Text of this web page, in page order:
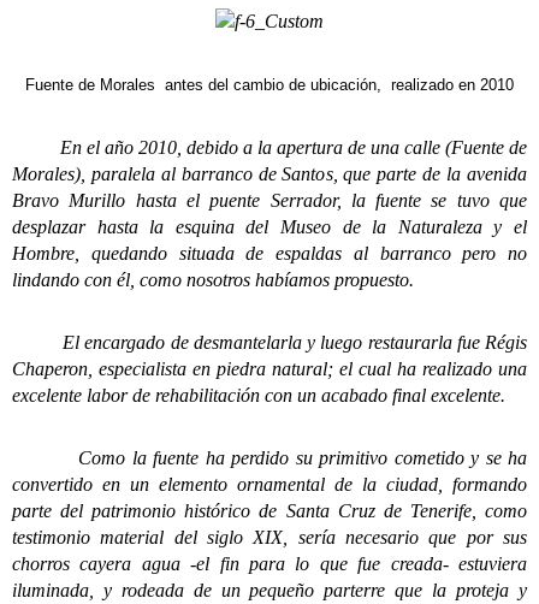
Fuente de Morales antes del cambio de ubicación, realizado en 2010
En el año 2010, debido a la apertura de una calle (Fuente de
Morales), paralela al barranco de Santos, que parte de la avenida
Bravo Murillo hasta el puente Serrador, la fuente se tuvo que
desplazar hasta la esquina del Museo de la Naturaleza y el
Hombre, quedando situada de espaldas al barranco pero no
lindando con él, como nosotros habíamos propuesto.
El encargado de desmantelarla y luego restaurarla fue Régis
Chaperon, especialista en piedra natural; el cual ha realizado una
excelente labor de rehabilitación con un acabado final excelente.
Como la fuente ha perdido su primitivo cometido y se ha
convertido en un elemento ornamental de la ciudad, formando
parte del patrimonio histórico de Santa Cruz de Tenerife, como
testimonio material del siglo XIX, sería necesario que por sus
chorros cayera agua -el fin para lo que fue creada- estuviera
iluminada, y rodeada de un pequeño parterre que la proteja y